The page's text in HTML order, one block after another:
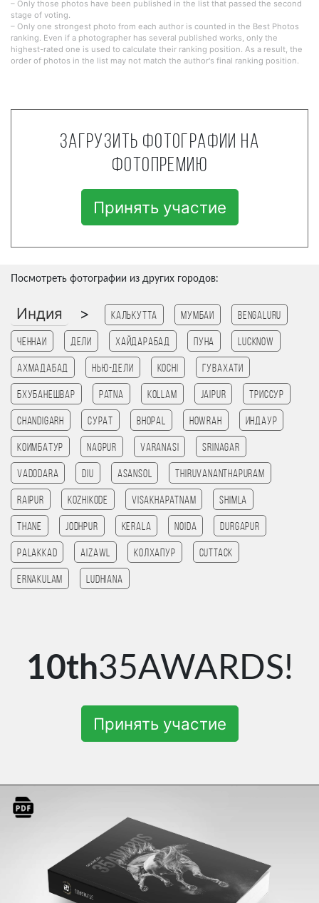
– Only those photos have been published in the list that passed the second
stage of voting.
– Only one strongest photo from each author is counted in the Best Photos
ranking. Even if a photographer has several published works, only the
highest-rated one is used to calculate their ranking position. As a result, the
order of photos in the list may not match the author's final ranking position.
Загрузить фотографии на
фотопремию
Принять участие
Посмотреть фотографии из других городов:
Индия > Калькутта Мумбаи Bengaluru
Ченнаи Дели Хайдарабад Пуна Lucknow
Ахмадабад Нью-Дели kochi Гувахати
Бхубанешвар patna Kollam Jaipur Триссур
chandigarh Сурат bhopal HOWRAH Индаур
Коимбатур Nagpur Varanasi Srinagar
Vadodara Diu Asansol Thiruvananthapuram
Raipur kozhikode Visakhapatnam Shimla
Thane jodhpur Kerala noida Durgapur
Palakkad Aizawl Колхапур Cuttack
Ernakulam Ludhiana
10th35AWARDS!
Принять участие